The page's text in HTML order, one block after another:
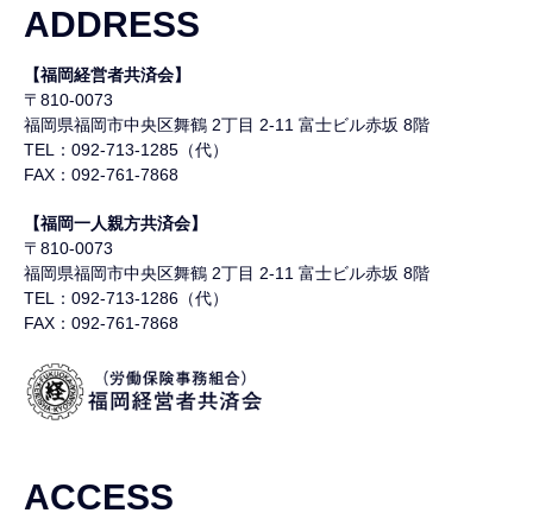
ADDRESS
【福岡経営者共済会】
〒810-0073
福岡県福岡市中央区舞鶴 2丁目 2-11 富士ビル赤坂 8階
TEL：092-713-1285（代）
FAX：092-761-7868
【福岡一人親方共済会】
〒810-0073
福岡県福岡市中央区舞鶴 2丁目 2-11 富士ビル赤坂 8階
TEL：092-713-1286（代）
FAX：092-761-7868
ACCESS